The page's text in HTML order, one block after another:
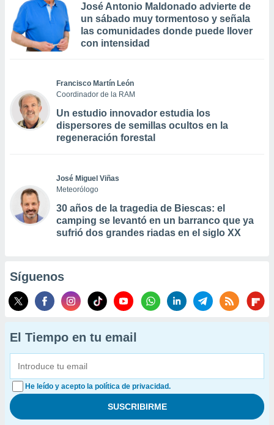
José Antonio Maldonado advierte de
un sábado muy tormentoso y señala
las comunidades donde puede llover
con intensidad
Francisco Martín León
Coordinador de la RAM
Un estudio innovador estudia los
dispersores de semillas ocultos en la
regeneración forestal
José Miguel Viñas
Meteorólogo
30 años de la tragedia de Biescas: el
camping se levantó en un barranco que ya
sufrió dos grandes riadas en el siglo XX
Síguenos
El Tiempo en tu email
He leído y acepto la política de privacidad.